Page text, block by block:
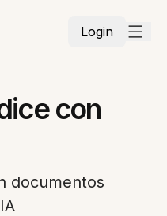
Login
con
documentos